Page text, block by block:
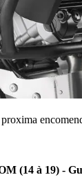
(14 à 19) -